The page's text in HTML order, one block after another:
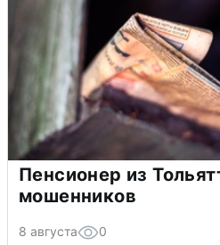
Пенсионер из
мошенников
8 августа 0